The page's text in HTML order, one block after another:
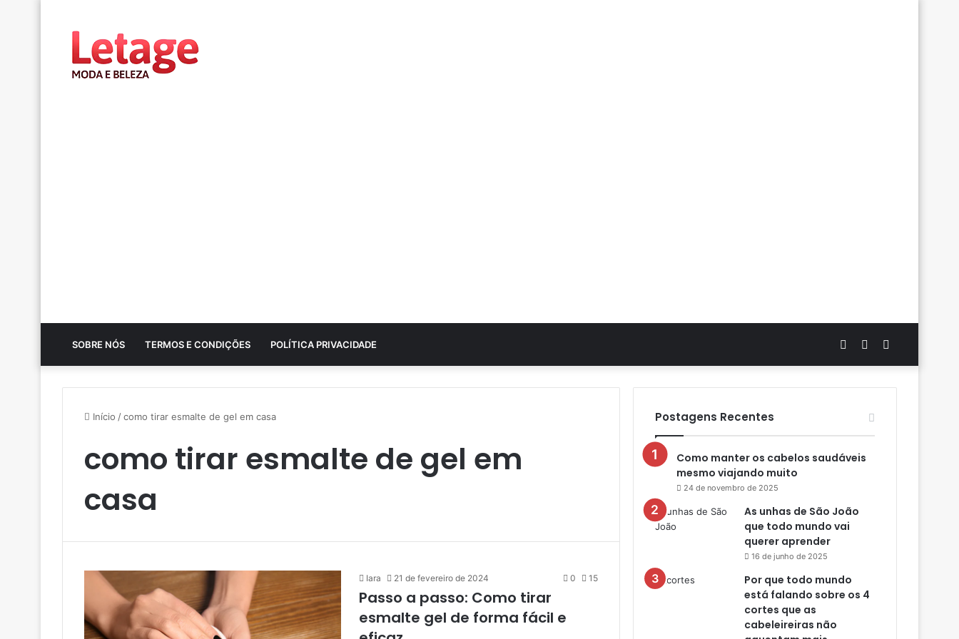
SOBRE NÓS TERMOS E CONDIÇÕES POLÍTICA PRIVACIDADE
por
Switch
skin
Artigo
aleatório
Início /como tirar esmalte de gel em casa
como tirar esmalte de gel em
casa
Iara 21 de fevereiro de 2024 0 15
Passo a passo: Como tirar
esmalte gel de forma fácil e
Postagens Recentes
Como manter os cabelos saudáveis
mesmo viajando muito
24 de novembro de 2025
As unhas de São João
que todo mundo vai
querer aprender
16 de junho de 2025
Por que todo mundo
está falando sobre os 4
cortes que as
cabeleireiras não